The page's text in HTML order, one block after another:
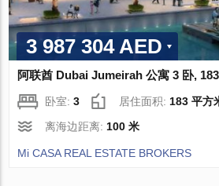
3 987 304 AED
阿联酋 Dubai Jumeirah 公寓 3 卧,
卧室:3 居住面积:183 平方
离海边距离:100 米
Mi CASA REAL ESTATE BROKERS